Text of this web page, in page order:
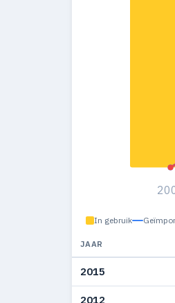
In gebruik
JAAR
2015
2012